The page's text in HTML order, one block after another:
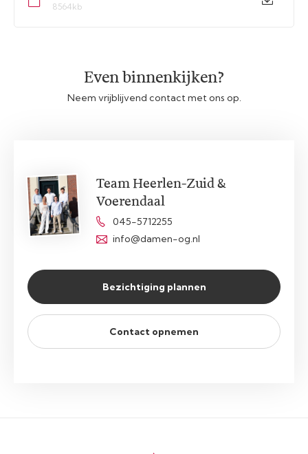
8564kb
Even binnenkijken?
Neem vrijblijvend contact met ons op.
Team Heerlen-Zuid &
Voerendaal
045-5712255
info@damen-og.nl
Bezichtiging plannen
Contact opnemen